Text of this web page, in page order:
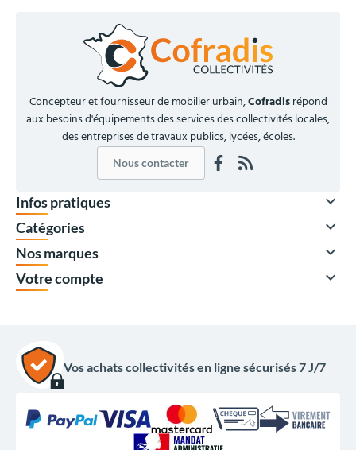
Concepteur et fournisseur de mobilier urbain,Cofradisrépond
aux besoins d'équipements des services des collectivités locales,
des entreprises de travaux publics, lycées, écoles.
Nous contacter
Infos pratiques 
Catégories 
Nos marques 
Votre compte 
Vos achats collectivités en ligne sécurisés 7 J/7